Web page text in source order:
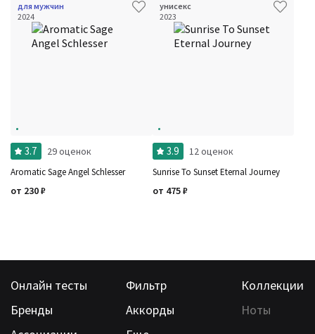
для мужчин
2024
3.7 29 оценок
Aromatic Sage Angel Schlesser
от 230₽
унисекс
2023
3.9 12 оценок
Sunrise To Sunset Eternal Journey
от 475₽
Онлайн тесты Фильтр
Коллекции
Бренды
Аккорды
Ноты